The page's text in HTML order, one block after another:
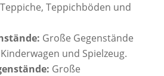
Teppiche, Teppichböden und
Große Gegenstände
und Spielzeug.
Große